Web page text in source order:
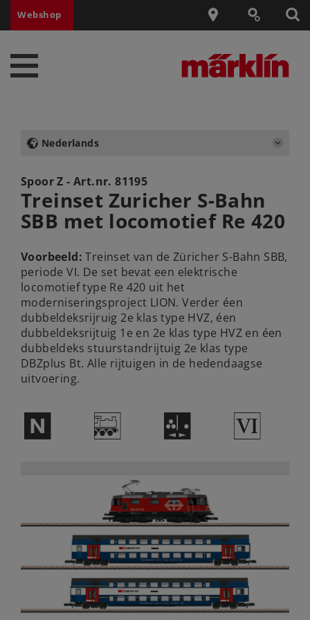
Webshop
Nederlands
Spoor Z - Art.nr.81195
Treinset Zuricher S-Bahn
SBB met locomotief Re 420
Voorbeeld: Treinset van de Züricher S-Bahn SBB,
periode VI. De set bevat een elektrische
locomotief type Re 420 uit het
moderniseringsproject LION. Verder éen
dubbeldeksrijruig 2e klas type HVZ, éen
dubbeldeksrijtuig 1e en 2e klas type HVZ en éen
dubbeldeks stuurstandrijtuig 2e klas type
DBZplus Bt. Alle rijtuigen in de hedendaagse
uitvoering.
$ / P 8